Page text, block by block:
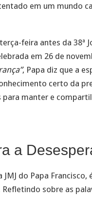
em um mundo
feira antes da 38ª
em 26 de
, Papa diz que a
certo da
para manter e
a
do Papa Francisco,
sobre as